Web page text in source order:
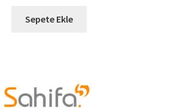
835,90 ₺.
Sepete Ekle